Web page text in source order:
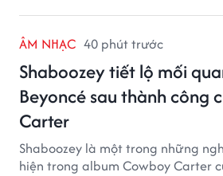
ÂM NHẠC 40 phút trước
Shaboozey tiết lộ mối
Beyoncé sau thành công
Carter
Shaboozey là một trong những
hiện trong album Cowboy Carter